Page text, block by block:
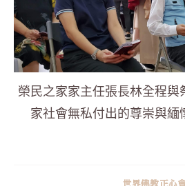
榮民之家家主任張長林全程
家社會無私付出的尊崇與緬